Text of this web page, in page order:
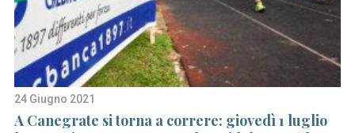
24 Giugno 2021
A Canegrate si torna a correre: giovedì 1 luglio